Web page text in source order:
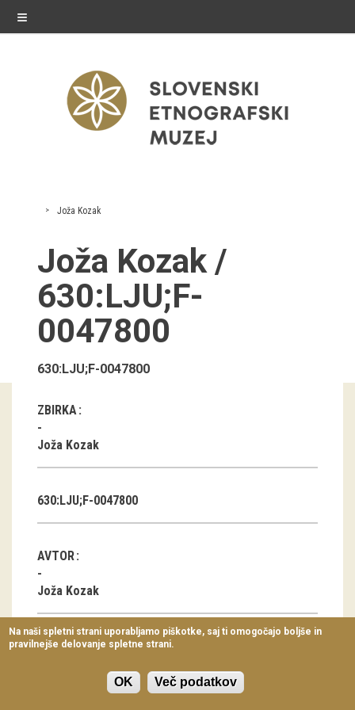
≡
razstave
Stalne razstave
Občasne razstave
Gostovanja
E-razstave
Virtualni sprehodi
Razstavni projekti
Napovednik
Arhiv razstav
Koledar dogodkov
Prireditve
Predavanja
Delavnice
Vodeni ogledi
Joža Kozak
Joža Kozak /
630:LJU;F-
0047800
630:LJU;F-0047800
ZBIRKA
Joža Kozak
630:LJU;F-0047800
AVTOR
Joža Kozak
KLASIFIKACIJA
Oblačilna kultura
Na naši spletni strani uporabljamo piškotke, saj ti omogočajo boljše in
pravilnejše delovanje spletne strani.
OK Več podatkov